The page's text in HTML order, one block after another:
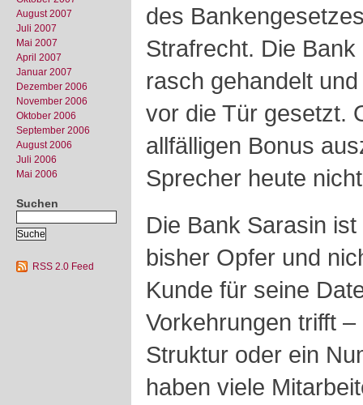
August 2007
Juli 2007
Mai 2007
April 2007
Januar 2007
Dezember 2006
November 2006
Oktober 2006
September 2006
August 2006
Juli 2006
Mai 2006
Suchen
RSS 2.0 Feed
des
Strafrecht. Die
rasch gehandelt
vor die Tür gesetzt.
allfälligen Bonus
Sprecher heute
Die Bank Sarasin
bisher Opfer und
Kunde für seine
Vorkehrungen trifft
Struktur oder ein
haben viele